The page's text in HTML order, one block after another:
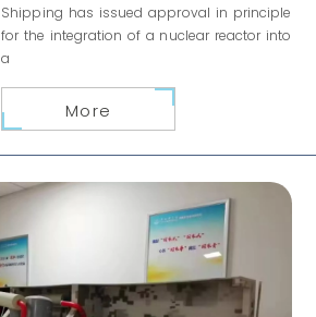
Shipping has issued approval in principle
for the integration of a nuclear reactor into
a
More